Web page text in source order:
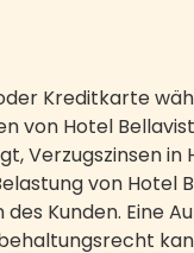
Kreditkarte
Hotel
in
von
des Kunden.